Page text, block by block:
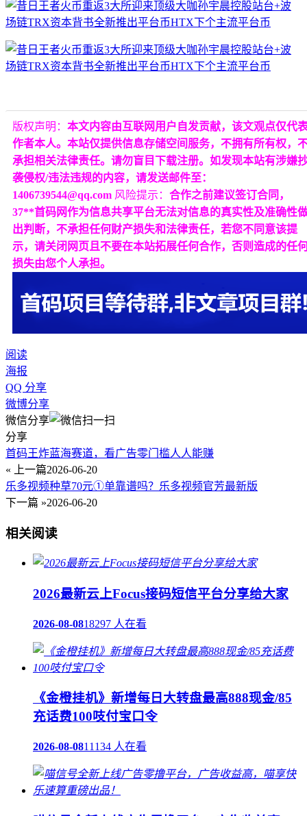
版权声明： 本文内容由互联网用户自发贡献，该文观点仅代
作者本人。本站仅提供信息存储空间服务，不拥有所有权，
承担相关法律责任。请勿盲目下载注册。如发现本站有涉嫌
袭侵权/违法违规的内容，请发送邮件至：
1406739544@qq.com 风险提示： 合作之前建议签订合同，
37**首码网作为信息共享平台无法对信息的真实性及准确性
出判断，不承担任何财产损失和法律责任，若您不同意该提
示，请关闭网页且不要在本站拓展任何合作，否则造成的任
损失由您个人承担。
阅读
海报
QQ 分享
微博分享
微信分享
分享
首码王炸蓝海赛道，看广告零门槛人人能赚
« 上一篇2026-06-20
乐多视频种草70元①单靠谱吗？乐多视频官芳最新版
下一篇 »2026-06-20
相关阅读
2026最新云上Focus接码短信平台分享给大家
2026-08-0818297 人在看
《金橙挂机》新增每日大转盘最高888现金/85
充话费100吱付宝口令
2026-08-0811134 人在看